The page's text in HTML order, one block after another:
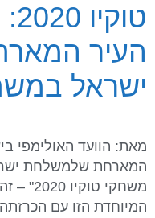
העיר
ישראל
מאת: הוועד האולימפי
משחקי
המיוחדת הזו עם